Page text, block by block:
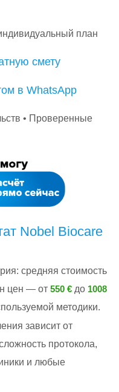
план
смету
в WhatsApp
• Проверенные
Nobel Biocare
cредняя стоимость
цен — от 550 € до 1008
методики.
зависит от
протокола,
и любые